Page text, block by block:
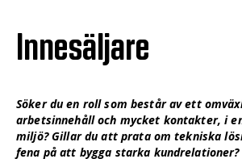
Innesäljare
Söker du en roll som består av ett
arbetsinnehåll och mycket kontakter, i
miljö? Gillar du att prata om tekniska
fena på att bygga starka kundrelationer?